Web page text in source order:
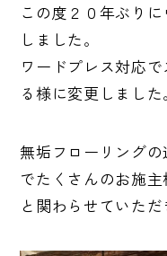
この度２０年ぶり
しました。
ワードプレス対応
る様に変更しました。
無垢フローリング
でたくさんのお施
と関わらせていただ